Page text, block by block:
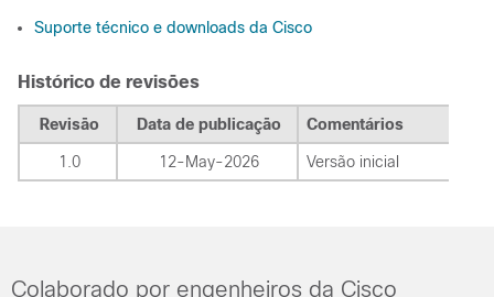
Suporte técnico e downloads da Cisco
Histórico de revisões
Revisão Data de publicação Comentários
1.0 12-May-2026 Versão inicial
Colaborado por engenheiros da Cisco